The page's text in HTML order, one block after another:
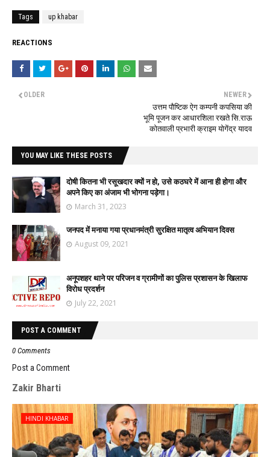
Tags up khabar
REACTIONS
NEWER
उत्तम पौष्टिक ऐग कम्पनी कपसिया की
भूमि पूजन कर आधारशिला रखते सि.राऊ
कोतवाली प्रभारी क्राइम योगेंद्र यादव
OLDER
YOU MAY LIKE THESE POSTS
दोषी कितना भी रसूखदार क्यों न हो, उसे कठघरे में आना ही होगा और
अपने किए का अंजाम भी भोगना पड़ेगा।
March 31, 2023
जनपद में मनाया गया प्रधानमंत्री सुरक्षित मातृत्व अभियान दिवस
August 09, 2021
अनूपशहर थाने पर परिजन व ग्रामीणों का पुलिस प्रशासन के खिलाफ
विरोध प्रदर्शन
July 22, 2021
POST A COMMENT
0 Comments
Post a Comment
Zakir Bharti
HINDI KHABAR